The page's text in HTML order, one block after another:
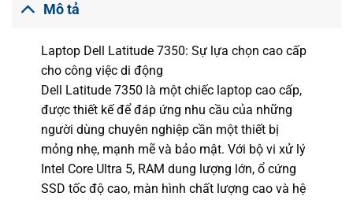
Mô tả
Laptop Dell Latitude 7350: Sự lựa chọn cao cấp
cho công việc di động
Dell Latitude 7350 là một chiếc laptop cao cấp,
được thiết kế để đáp ứng nhu cầu của những
người dùng chuyên nghiệp cần một thiết bị
mỏng nhẹ, mạnh mẽ và bảo mật. Với bộ vi xử lý
Intel Core Ultra 5, RAM dung lượng lớn, ổ cứng
SSD tốc độ cao, màn hình chất lượng cao và hệ